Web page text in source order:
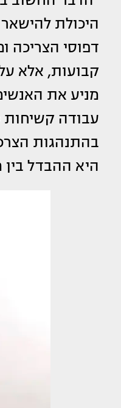
היכולת
דפוסי הצריכה
קבועות, אלא
מניע את
עבודה קשיחות
בהתנהגות
היא ההבדל